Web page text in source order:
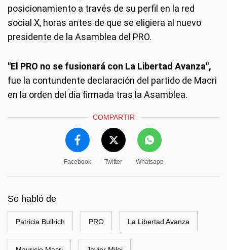
posicionamiento a través de su perfil en la red
social X, horas antes de que se eligiera al nuevo
presidente de la Asamblea del PRO.
"El PRO no se fusionará con La Libertad Avanza",
fue la contundente declaración del partido de Macri
en la orden del día firmada tras la Asamblea.
COMPARTIR
Facebook Twitter Whatsapp
Se habló de
Patricia Bullrich PRO La Libertad Avanza